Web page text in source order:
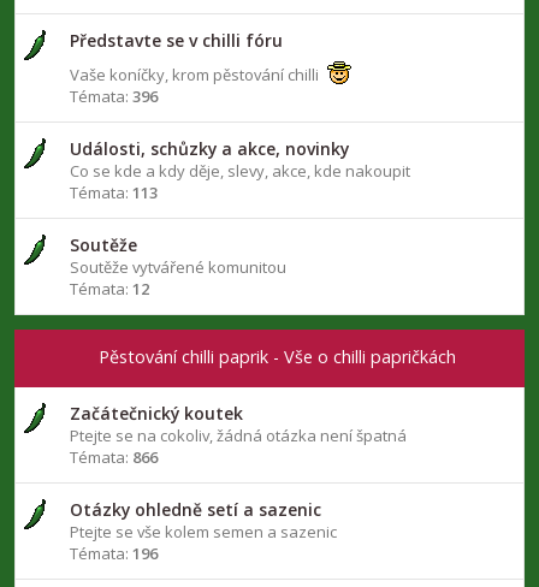
Představte se v chilli fóru
Vaše koníčky, krom pěstování chilli
Témata: 396
Události, schůzky a akce, novinky
Co se kde a kdy děje, slevy, akce, kde nakoupit
Témata: 113
Soutěže
Soutěže vytvářené komunitou
Témata: 12
Pěstování chilli paprik - Vše o chilli papričkách
Začátečnický koutek
Ptejte se na cokoliv, žádná otázka není špatná
Témata: 866
Otázky ohledně setí a sazenic
Ptejte se vše kolem semen a sazenic
Témata: 196